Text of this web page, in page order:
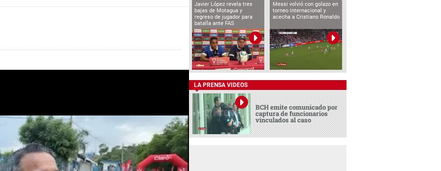
Javier López revela tres
bajas de Motagua y
regreso de jugador para
batalla ante FAS
Messi volvió con golazo en
torneo internacional y
acecha a Cristiano Ronaldo
LA PRENSA VIDEOS
BCH emite comunicado por
captura de funcionarios
vinculados al caso